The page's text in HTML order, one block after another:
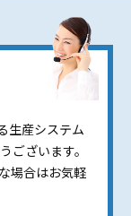
生産システム
ございます。
場合はお気軽